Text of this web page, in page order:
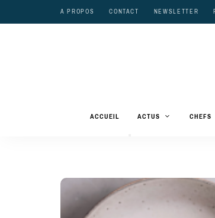
A PROPOS CONTACT NEWSLETTER
ACCUEIL ACTUS CHEFS